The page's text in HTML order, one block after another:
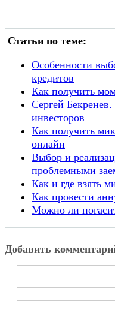
Статьи по теме:
Особенности
кредитов
Как получить
Сергей
инвесторов
Как получить
онлайн
Выбор и
проблемными
Как и где взять
Как провести
Можно ли
Добавить